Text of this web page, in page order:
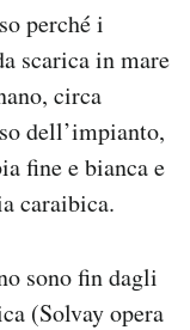
perché i
scarica in mare
circa
dell’impianto,
fine e bianca e
caraibica.
sono fin dagli
(Solvay opera